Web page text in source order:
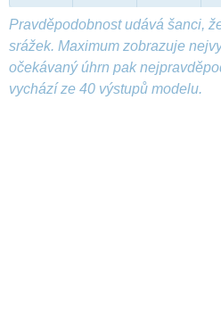
Pravděpodobnost udává šanci,
srážek. Maximum zobrazuje
očekávaný úhrn pak
vychází ze 40 výstupů modelu.